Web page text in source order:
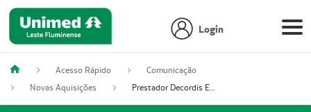
Login
Acesso Rápido
Comunicação
Novas Aquisições
Prestador Decordis Exames Cardiológicos LTDA (51004347-4)